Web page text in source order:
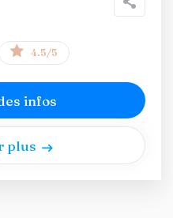
4.5/5
infos
plus